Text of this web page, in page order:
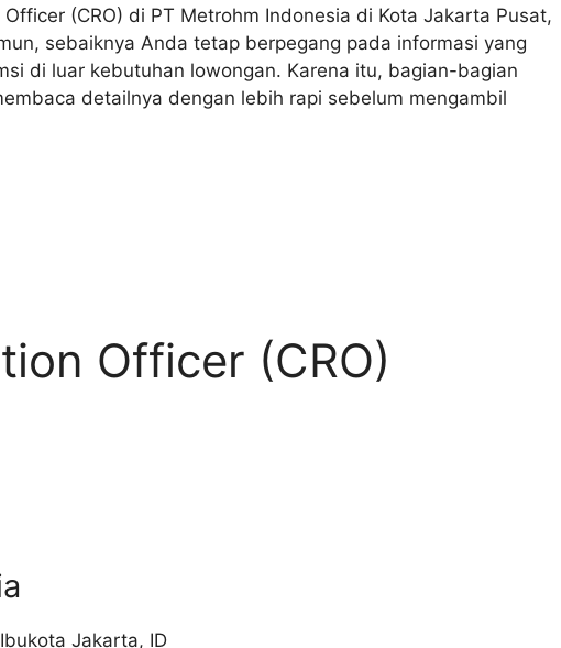
(CRO) di PT Metrohm Indonesia di Kota Jakarta Pusat,
sebaiknya Anda tetap berpegang pada informasi yang
di luar kebutuhan lowongan. Karena itu, bagian-bagian
detailnya dengan lebih rapi sebelum mengambil
Officer (CRO)
Jakarta, ID